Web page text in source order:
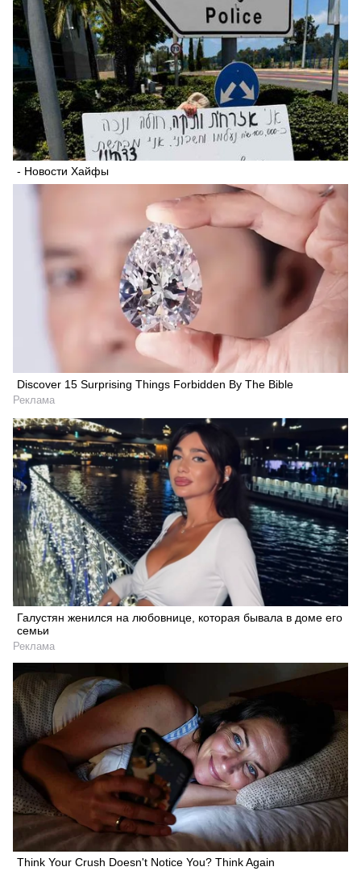
- Новости Хайфы
Discover 15 Surprising Things Forbidden By The Bible
Реклама
Галустян женился на любовнице, которая бывала в доме его
семьи
Реклама
Think Your Crush Doesn't Notice You? Think Again